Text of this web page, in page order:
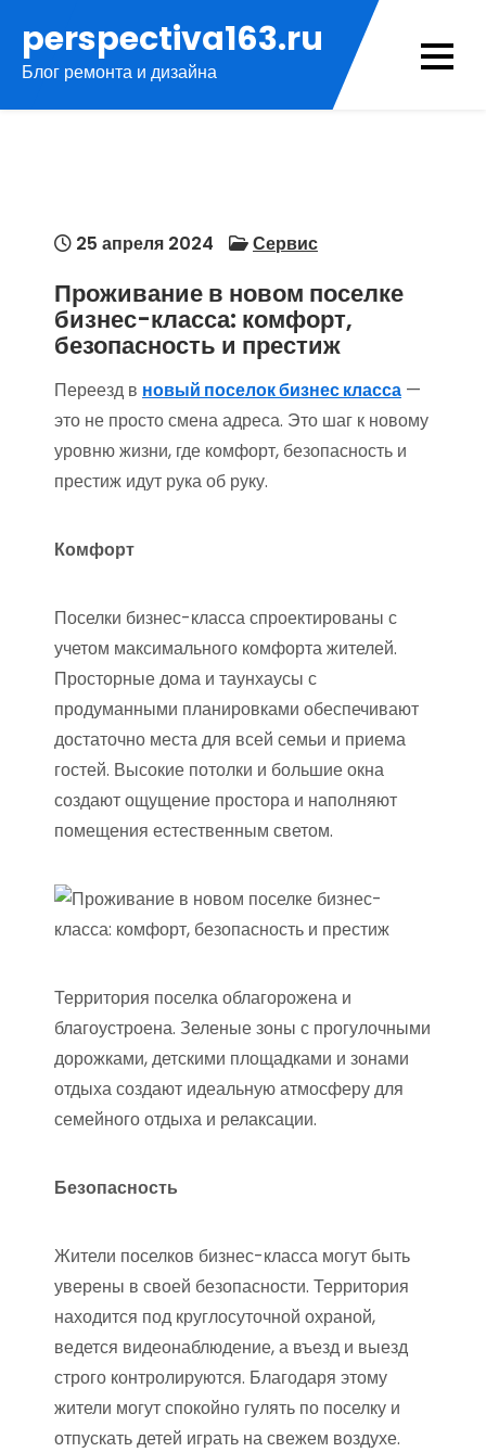
содержимому
perspectiva163.ru
Блог ремонта и дизайна
25 апреля 2024 Сервис
Проживание в новом поселке
бизнес-класса: комфорт,
безопасность и престиж
Переезд в новый поселок бизнес класса —
это не просто смена адреса. Это шаг к новому
уровню жизни, где комфорт, безопасность и
престиж идут рука об руку.
Комфорт
Поселки бизнес-класса спроектированы с
учетом максимального комфорта жителей.
Просторные дома и таунхаусы с
продуманными планировками обеспечивают
достаточно места для всей семьи и приема
гостей. Высокие потолки и большие окна
создают ощущение простора и наполняют
помещения естественным светом.
Территория поселка облагорожена и
благоустроена. Зеленые зоны с прогулочными
дорожками, детскими площадками и зонами
отдыха создают идеальную атмосферу для
семейного отдыха и релаксации.
Безопасность
Жители поселков бизнес-класса могут быть
уверены в своей безопасности. Территория
находится под круглосуточной охраной,
ведется видеонаблюдение, а въезд и выезд
строго контролируются. Благодаря этому
жители могут спокойно гулять по поселку и
отпускать детей играть на свежем воздухе.